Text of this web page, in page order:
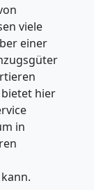
viele
einer
hier
in